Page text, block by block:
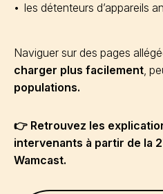
les détenteurs d’appareils
Naviguer sur des pages
charger plus facilement,
populations.
👉 Retrouvez les
intervenants à partir de la
Wamcast.